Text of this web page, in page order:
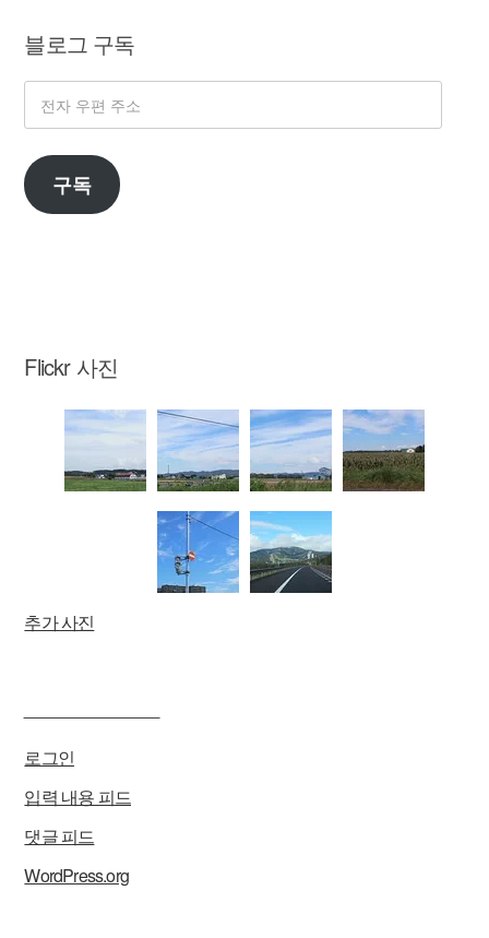
블로그 구독
자
우
편
주
구독
Flickr 사진
추가 사진
로그인
입력 내용 피드
댓글 피드
WordPress.org